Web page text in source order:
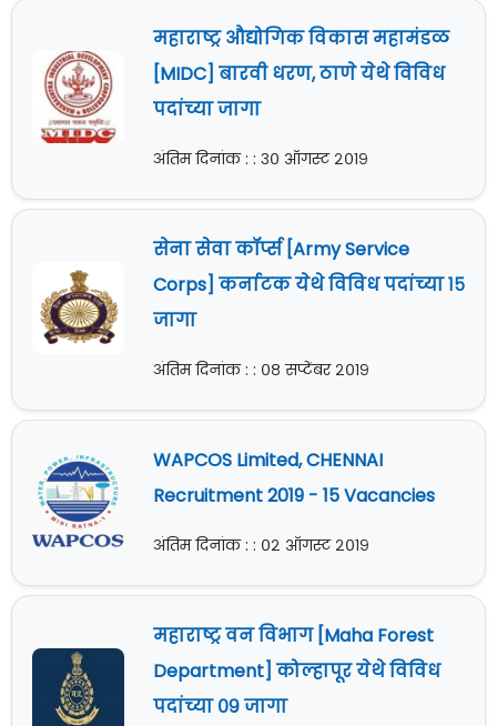
महाराष्ट्र औद्योगिक विकास महामंडळ
[MIDC] बारवी धरण, ठाणे येथे विविध
पदांच्या जागा
अंतिम दिनांक : : ३० ऑगस्ट २०१९
सेना सेवा कॉर्प्स [Army Service
Corps] कर्नाटक येथे विविध पदांच्या १५
जागा
अंतिम दिनांक : : ०८ सप्टेंबर २०१९
WAPCOS Limited, CHENNAI
Recruitment 2019 - 15 Vacancies
अंतिम दिनांक : : ०२ ऑगस्ट २०१९
महाराष्ट्र वन विभाग [Maha Forest
Department] कोल्हापूर येथे विविध
पदांच्या ०९ जागा